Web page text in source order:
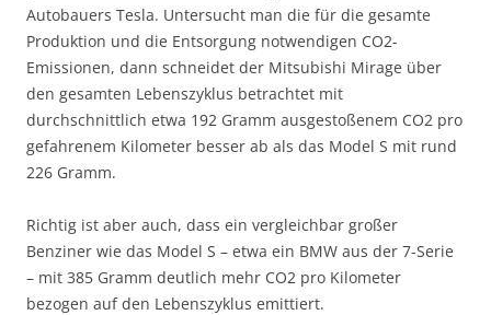
Autobauers Tesla. Untersucht man die für die gesamte
Produktion und die Entsorgung notwendigen CO2-
Emissionen, dann schneidet der Mitsubishi Mirage über
den gesamten Lebenszyklus betrachtet mit
durchschnittlich etwa 192 Gramm ausgestoßenem CO2 pro
gefahrenem Kilometer besser ab als das Model S mit rund
226 Gramm.
Richtig ist aber auch, dass ein vergleichbar großer
Benziner wie das Model S – etwa ein BMW aus der 7-Serie
– mit 385 Gramm deutlich mehr CO2 pro Kilometer
bezogen auf den Lebenszyklus emittiert.